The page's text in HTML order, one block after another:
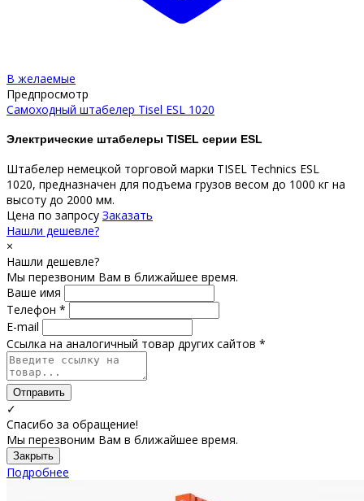
В желаемые
Предпросмотр
Самоходный штабелер Tisel ESL 1020
Электрические штабелеры TISEL серии ESL
Штабелер немецкой торговой марки TISEL Technics ESL
1020, предназначен для подъема грузов весом до 1000 кг на
высоту до 2000 мм.
Цена по запросу Заказать
Нашли дешевле?
×
Нашли дешевле?
Мы перезвоним Вам в ближайшее время.
Ваше имя
Телефон *
E-mail
Ссылка на аналогичный товар других сайтов *
Отправить
✓
Спасибо за обращение!
Мы перезвоним Вам в ближайшее время.
Закрыть
Подробнее